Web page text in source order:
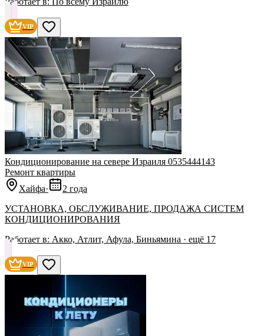
VIP
Кондиционирование на севере Израиля 0535444143
Ремонт квартиры
Хайфа·
2 года
УСТАНОВКА, ОБСЛУЖИВАНИЕ, ПРОДАЖА СИСТЕМ
КОНДИЦИОНИРОВАНИЯ
Работает в: Акко, Атлит, Афула, Биньямина · ещё 17
VIP